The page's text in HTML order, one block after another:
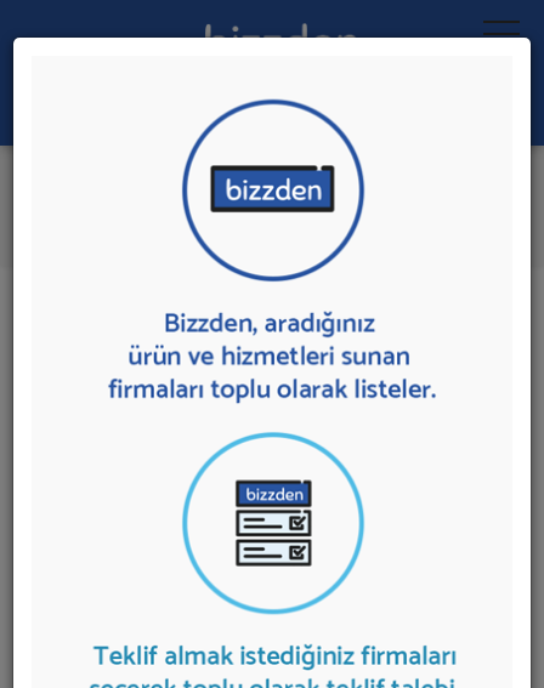
Ara:
MacBook Kiralama
İlk 2 Firmadan Teklif İste
2 sonuç bulundu.
MacBook Kiralamasunan firmalar aşağıda
listelenmektedir.MacBook Kiralama teklifi almak için
listeden seçim yapıp ya da "İlk 5 Firmadan Teklif İste"
kısmından toplu olarak teklif talebinizi firmalara
aktarabilirsiniz.